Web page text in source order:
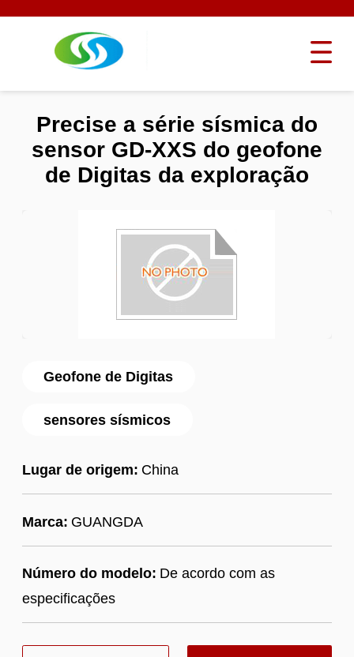
Geofone de Digitas
sensores sísmicos
Lugar de origem: China
Marca: GUANGDA
Número do modelo: De acordo com as
especificações
Precise a série sísmica do
sensor GD-XXS do geofone
de Digitas da exploração